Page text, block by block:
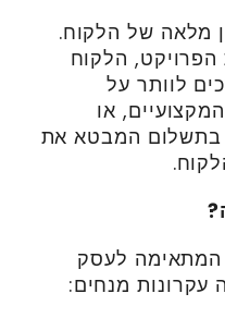
מלאה של הלקוח.
הפרויקט, הלקוח
לוותר על
או
המבטא את
המתאימה לעסק
עקרונות מנחים: